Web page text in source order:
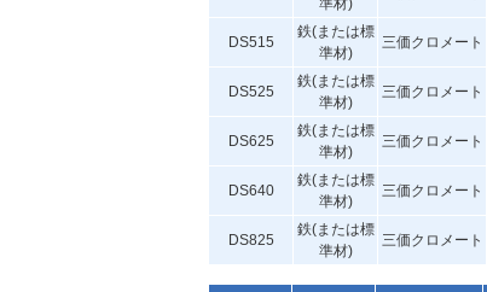
準材)
DS515
鉄(または標
準材)
三価クロメート
DS525
鉄(または標
準材)
三価クロメート
DS625
鉄(または標
準材)
三価クロメート
DS640
鉄(または標
準材)
三価クロメート
DS825
鉄(または標
準材)
三価クロメート